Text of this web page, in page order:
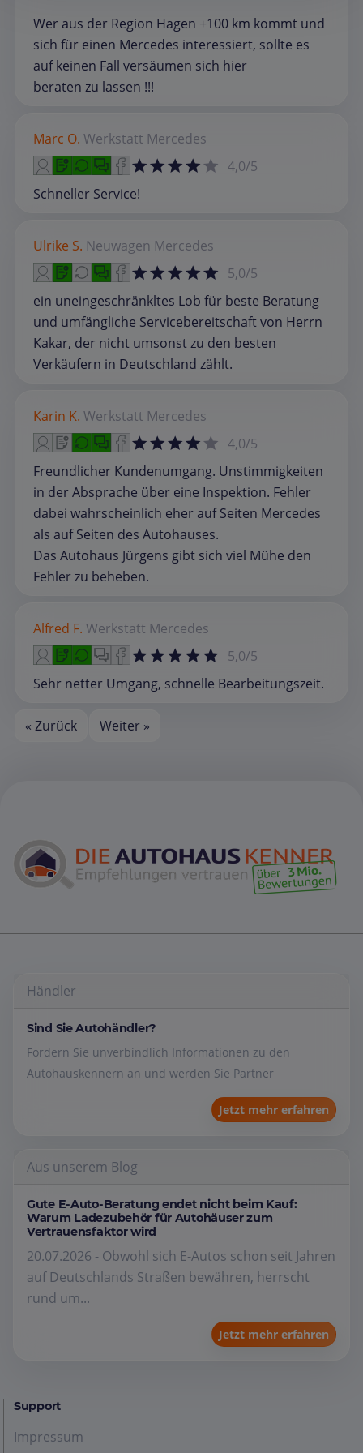
Wer aus der Region Hagen +100 km kommt und
sich für einen Mercedes interessiert, sollte es
auf keinen Fall versäumen sich hier
beraten zu lassen !!!
Marc O. Werkstatt Mercedes
4,0/5
Schneller Service!
Ulrike S. Neuwagen Mercedes
5,0/5
ein uneingeschränkltes Lob für beste Beratung
und umfängliche Servicebereitschaft von Herrn
Kakar, der nicht umsonst zu den besten
Verkäufern in Deutschland zählt.
Karin K. Werkstatt Mercedes
4,0/5
Freundlicher Kundenumgang. Unstimmigkeiten
in der Absprache über eine Inspektion. Fehler
dabei wahrscheinlich eher auf Seiten Mercedes
als auf Seiten des Autohauses.
Das Autohaus Jürgens gibt sich viel Mühe den
Fehler zu beheben.
Alfred F. Werkstatt Mercedes
5,0/5
Sehr netter Umgang, schnelle Bearbeitungszeit.
« Zurück Weiter »
Händler
Sind Sie Autohändler?
Fordern Sie unverbindlich Informationen zu den
Autohauskennern an und werden Sie Partner
Jetzt mehr erfahren
Aus unserem Blog
Gute E-Auto-Beratung endet nicht beim Kauf:
Warum Ladezubehör für Autohäuser zum
Vertrauensfaktor wird
20.07.2026 - Obwohl sich E-Autos schon seit Jahren
auf Deutschlands Straßen bewähren, herrscht
rund um...
Jetzt mehr erfahren
Support
Impressum